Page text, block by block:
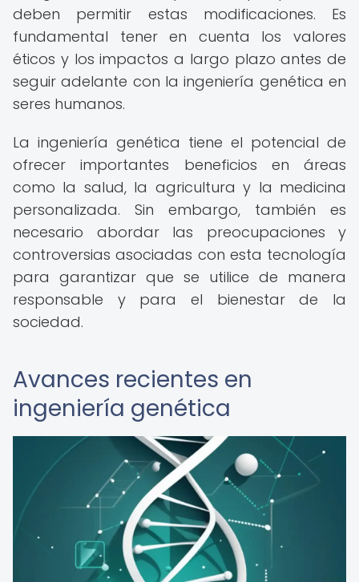
deben permitir estas modificaciones. Es
fundamental tener en cuenta los valores
éticos y los impactos a largo plazo antes de
seguir adelante con la ingeniería genética en
seres humanos.
La ingeniería genética tiene el potencial de
ofrecer importantes beneficios en áreas
como la salud, la agricultura y la medicina
personalizada. Sin embargo, también es
necesario abordar las preocupaciones y
controversias asociadas con esta tecnología
para garantizar que se utilice de manera
responsable y para el bienestar de la
sociedad.
Avances recientes en
ingeniería genética